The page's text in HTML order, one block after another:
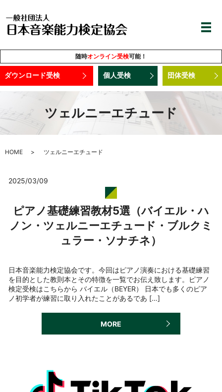
随時オンライン受検可能！
ダウンロード受検 個人受検 団体受検
ツェルニーエチュード
HOME ツェルニーエチュード
2025/03/09
ピアノ基礎練習教材5選（バイエル・ハ
ノン・ツェルニーエチュード・ブルクミ
ュラー・ソナチネ）
日本音楽能力検定協会です。今回はピアノ演奏における基礎練習
を目的とした教則本とその特徴を一覧でお伝え致します。ピアノ
検定受検はこちらから バイエル（BEYER） 日本でも多くのピア
ノ初学者が練習に取り入れたことがあるであ […]
MORE